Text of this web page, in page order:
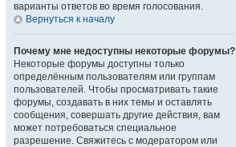
варианты ответов во время голосования.
Вернуться к началу
Почему мне недоступны некоторые форумы?
Некоторые форумы доступны только
определённым пользователям или группам
пользователей. Чтобы просматривать такие
форумы, создавать в них темы и оставлять
сообщения, совершать другие действия, вам
может потребоваться специальное
разрешение. Свяжитесь с модератором или